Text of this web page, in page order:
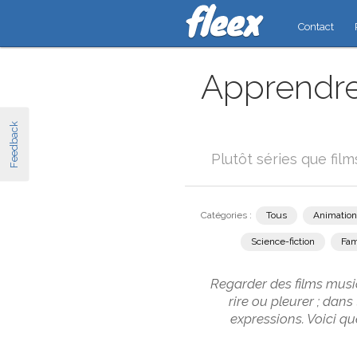
Feedback
Contact
Plutôt séries que
Catégories : Tous Animation
Science-fiction
Regarder des films
rire ou pleurer ;
expressions. Voici